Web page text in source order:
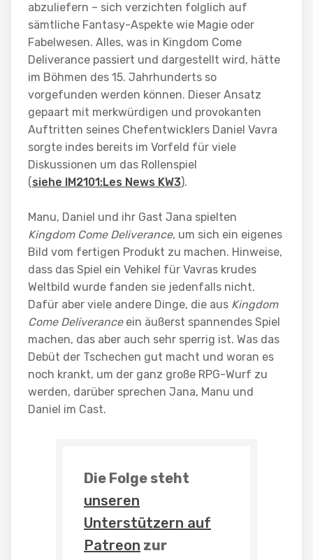
abzuliefern – sich verzichten folglich auf
sämtliche Fantasy-Aspekte wie Magie oder
Fabelwesen. Alles, was in Kingdom Come
Deliverance passiert und dargestellt wird, hätte
im Böhmen des 15. Jahrhunderts so
vorgefunden werden können. Dieser Ansatz
gepaart mit merkwürdigen und provokanten
Auftritten seines Chefentwicklers Daniel Vavra
sorgte indes bereits im Vorfeld für viele
Diskussionen um das Rollenspiel
( siehe IM2101 :Les News KW3).
Manu, Daniel und ihr Gast Jana spielten
Kingdom Come Deliverance, um sich ein eigenes
Bild vom fertigen Produkt zu machen. Hinweise,
dass das Spiel ein Vehikel für Vavras krudes
Weltbild wurde fanden sie jedenfalls nicht.
Dafür aber viele andere Dinge, die aus Kingdom
Come Deliveranceein äußerst spannendes Spiel
machen, das aber auch sehr sperrig ist. Was das
Debüt der Tschechen gut macht und woran es
noch krankt, um der ganz große RPG-Wurf zu
werden, darüber sprechen Jana, Manu und
Daniel im Cast.
Die Folge steht
unseren
Unterstützern auf
Patreon zur